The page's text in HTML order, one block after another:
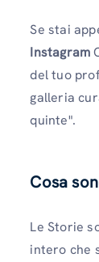
Se stai
Instagram
del tuo
galleria
quinte".
Cosa
Le Storie
intero che